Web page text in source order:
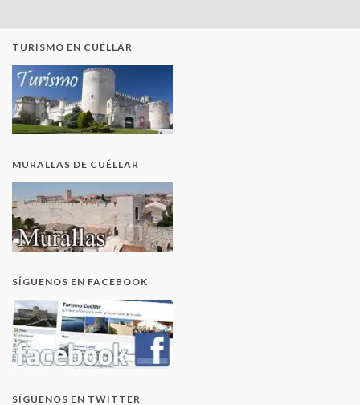
TURISMO EN CUÉLLAR
MURALLAS DE CUÉLLAR
SÍGUENOS EN FACEBOOK
SÍGUENOS EN TWITTER